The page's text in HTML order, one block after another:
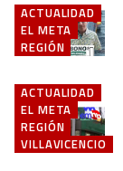
ACTUALIDAD
EL META
REGIÓN
ACTUALIDAD
EL META
REGIÓN
VILLAVICENCIO